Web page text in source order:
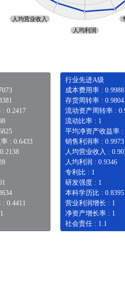
: 0.2417
: 0.6433
0.4411
行业先进A级
成本费用率 : 0.9988
存货周转率 : 0.9804
流动资产周转率 :
流动比率 : 1
平均净资产收益率 :
销售利润率 : 0.9973
人均营业收入 :
人均利润 : 0.9346
专利比 : 1
研发强度 : 1
本科学历比 : 0.8395
营业利润增长 : 1
净资产增长率 : 1
社会责任 : 1.1